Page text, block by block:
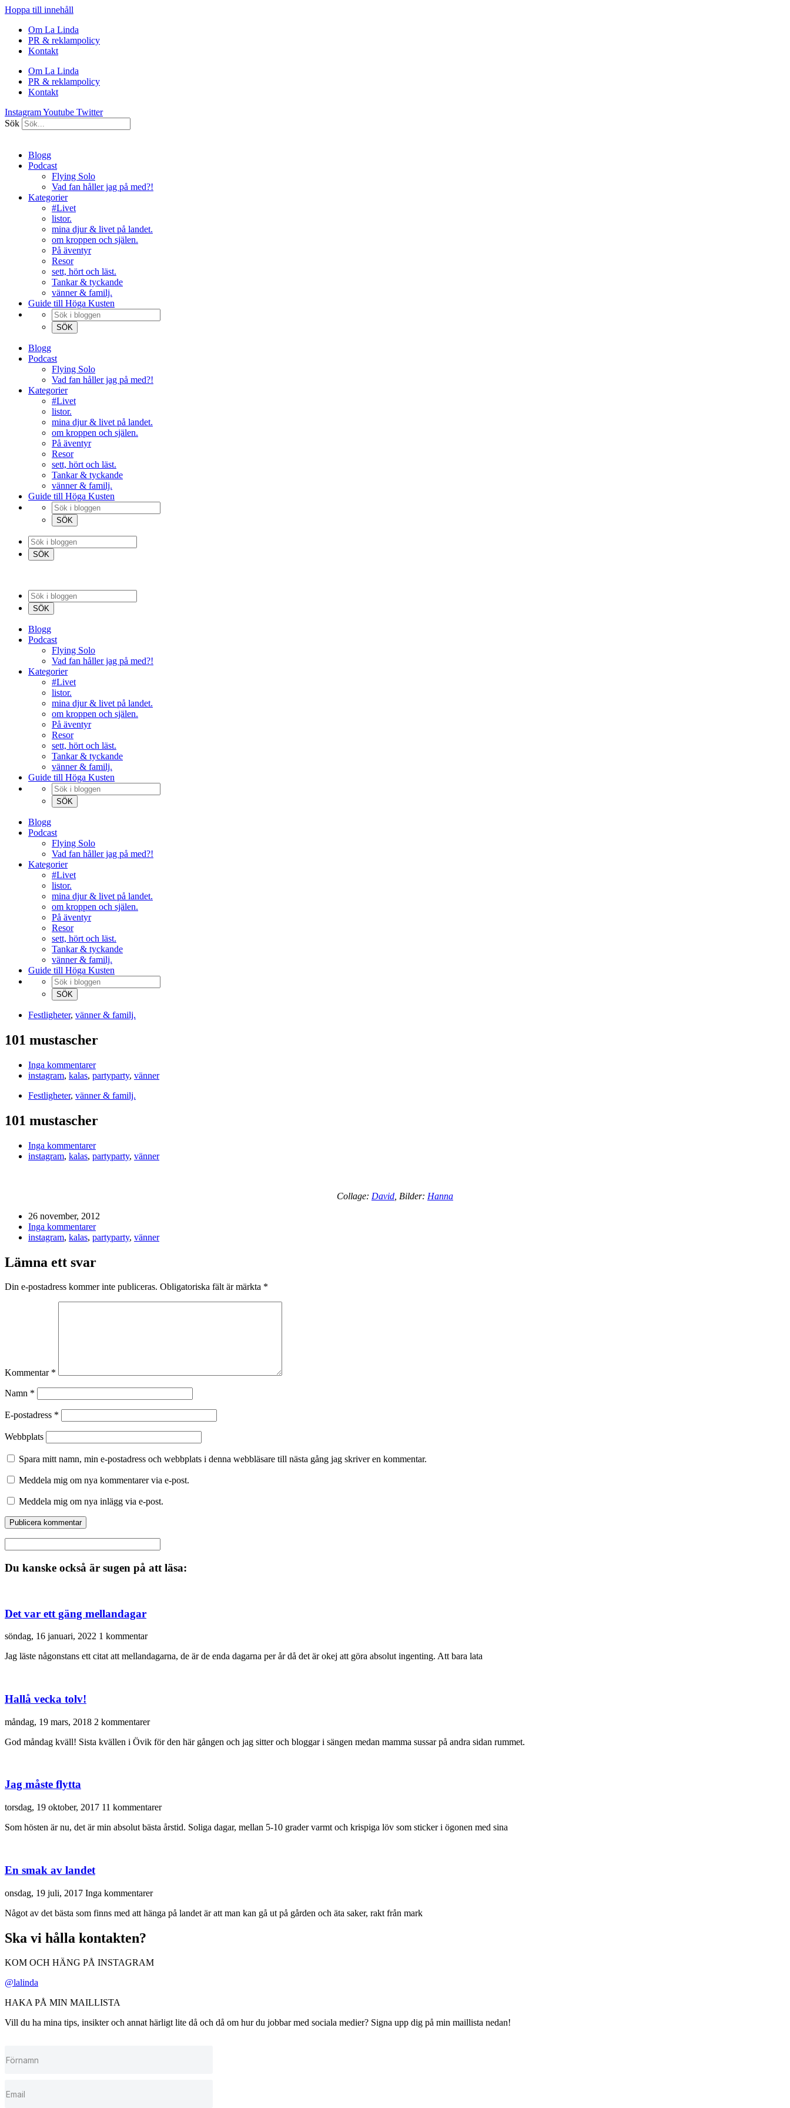
Hoppa till innehåll
Om La Linda
PR & reklampolicy
Kontakt
Om La Linda
PR & reklampolicy
Kontakt
InstagramYoutube Twitter
Sök
Blogg
Podcast
Flying Solo
Vad fan håller jag på med?!
Kategorier
#Livet
listor.
mina djur & livet på landet.
om kroppen och själen.
På äventyr
Resor
sett, hört och läst.
Tankar & tyckande
vänner & familj.
Guide till Höga Kusten
Blogg
Podcast
Flying Solo
Vad fan håller jag på med?!
Kategorier
#Livet
listor.
mina djur & livet på landet.
om kroppen och själen.
På äventyr
Resor
sett, hört och läst.
Tankar & tyckande
vänner & familj.
Guide till Höga Kusten
Blogg
Podcast
Flying Solo
Vad fan håller jag på med?!
Kategorier
#Livet
listor.
mina djur & livet på landet.
om kroppen och själen.
På äventyr
Resor
sett, hört och läst.
Tankar & tyckande
vänner & familj.
Guide till Höga Kusten
Blogg
Podcast
Flying Solo
Vad fan håller jag på med?!
Kategorier
#Livet
listor.
mina djur & livet på landet.
om kroppen och själen.
På äventyr
Resor
sett, hört och läst.
Tankar & tyckande
vänner & familj.
Guide till Höga Kusten
Festligheter, vänner & familj.
101 mustascher
Inga kommentarer
instagram, kalas, partyparty, vänner
Festligheter, vänner & familj.
101 mustascher
Inga kommentarer
instagram, kalas, partyparty, vänner
Collage: David , Bilder: Hanna
26 november, 2012
Inga kommentarer
instagram, kalas, partyparty, vänner
Lämna ett svar
Din e-postadress kommer inte publiceras. Obligatoriska fält är märkta *
Kommentar *
Namn *
E-postadress *
Webbplats
Spara mitt namn, min e-postadress och webbplats i denna webbläsare till nästa gång jag skriver en kommentar.
Meddela mig om nya kommentarer via e-post.
Meddela mig om nya inlägg via e-post.
Du kanske också är sugen på att läsa:
Det var ett gäng mellandagar
söndag, 16 januari, 2022 1 kommentar
Jag läste någonstans ett citat att mellandagarna, de är de enda dagarna per år då det är okej att göra absolut ingenting. Att bara lata
Hallå vecka tolv!
måndag, 19 mars, 2018 2 kommentarer
God måndag kväll! Sista kvällen i Övik för den här gången och jag sitter och bloggar i sängen medan mamma sussar på andra sidan rummet.
Jag måste flytta
torsdag, 19 oktober, 2017 11 kommentarer
Som hösten är nu, det är min absolut bästa årstid. Soliga dagar, mellan 5-10 grader varmt och krispiga löv som sticker i ögonen med sina
En smak av landet
onsdag, 19 juli, 2017 Inga kommentarer
Något av det bästa som finns med att hänga på landet är att man kan gå ut på gården och äta saker, rakt från mark
Ska vi hålla kontakten?
KOM OCH HÄNG PÅ INSTAGRAM
@lalinda
HAKA PÅ MIN MAILLISTA
Vill du ha mina tips, insikter och annat härligt lite då och då om hur du jobbar med sociala medier? Signa upp dig på min maillista nedan!